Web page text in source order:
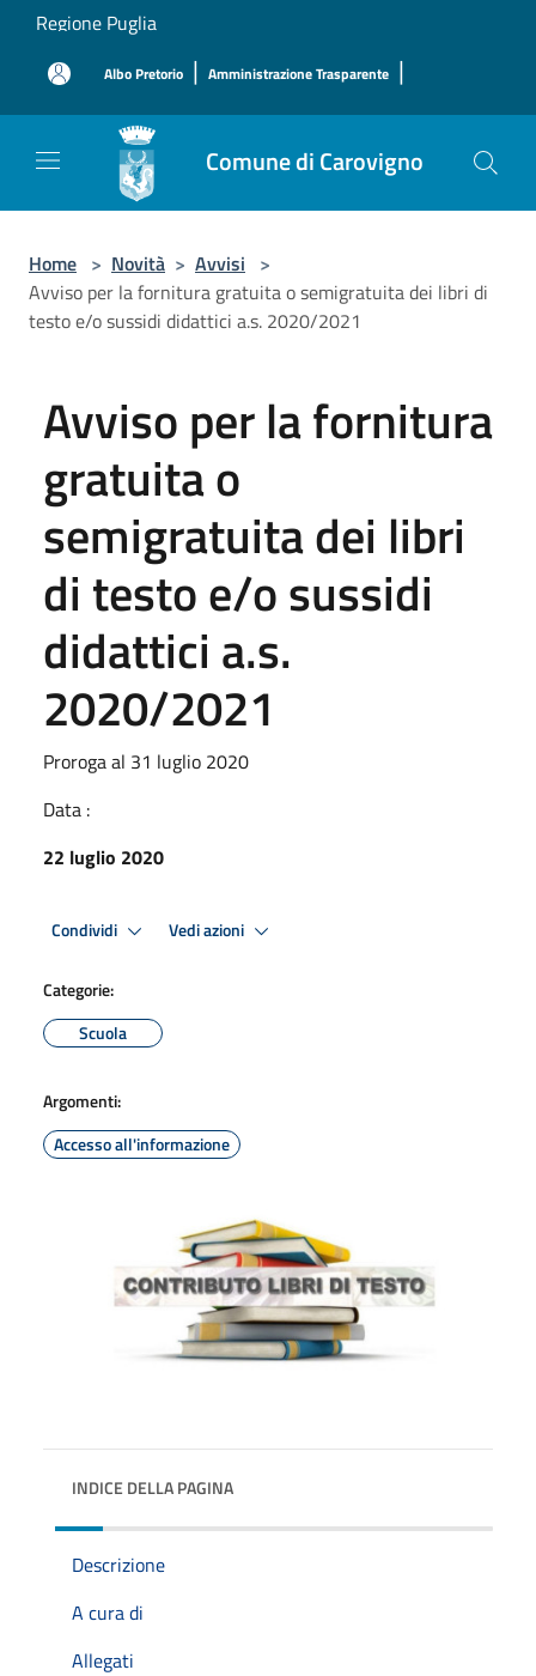
Salta al contenuto principale
Regione Puglia
Albo Pretorio | Amministrazione Trasparente |
Comune di Carovigno
Home > Novità > Avvisi >
Avviso per la fornitura gratuita o semigratuita dei libri di
testo e/o sussidi didattici a.s. 2020/2021
Avviso per la fornitura
gratuita o
semigratuita dei libri
di testo e/o sussidi
didattici a.s.
2020/2021
Proroga al 31 luglio 2020
Data :
22 luglio 2020
Condividi Vedi azioni
Categorie:
Scuola
Argomenti:
Accesso all'informazione
INDICE DELLA PAGINA
Descrizione
A cura di
Allegati